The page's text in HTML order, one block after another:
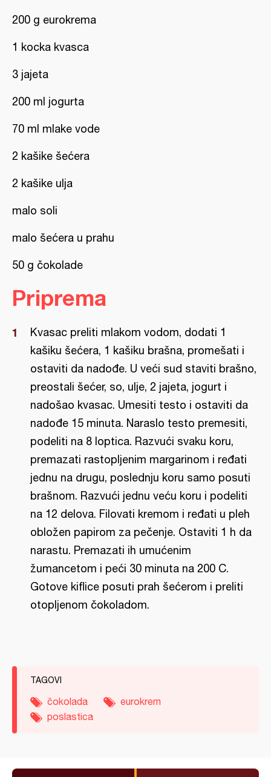
200 g eurokrema
1 kocka kvasca
3 jajeta
200 ml jogurta
70 ml mlake vode
2 kašike šećera
2 kašike ulja
malo soli
malo šećera u prahu
50 g čokolade
Priprema
Kvasac preliti mlakom vodom, dodati 1
kašiku šećera, 1 kašiku brašna, promešati i
ostaviti da nadođe. U veći sud staviti brašno,
preostali šećer, so, ulje, 2 jajeta, jogurt i
nadošao kvasac. Umesiti testo i ostaviti da
nadođe 15 minuta. Naraslo testo premesiti,
podeliti na 8 loptica. Razvući svaku koru,
premazati rastopljenim margarinom i ređati
jednu na drugu, poslednju koru samo posuti
brašnom. Razvući jednu veću koru i podeliti
na 12 delova. Filovati kremom i ređati u pleh
obložen papirom za pečenje. Ostaviti 1 h da
narastu. Premazati ih umućenim
žumancetom i peći 30 minuta na 200 C.
Gotove kiflice posuti prah šećerom i preliti
otopljenom čokoladom.
TAGOVI
čokolada
eurokrem
poslastica